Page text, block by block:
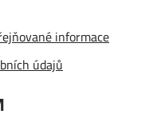
informace
údajů